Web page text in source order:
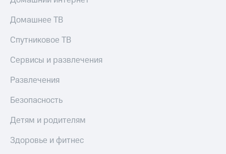
Домашнее ТВ
Спутниковое ТВ
Сервисы и развлечения
Развлечения
Безопасность
Детям и родителям
Здоровье и фитнес